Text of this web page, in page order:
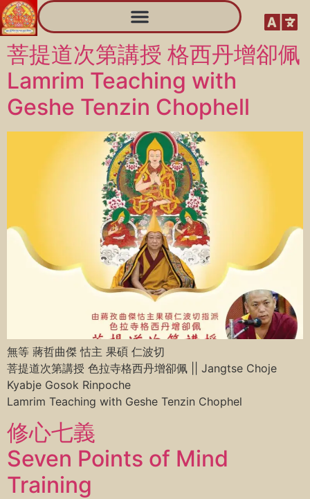
菩提道次第講授 格西丹增卻佩
Lamrim Teaching with
Geshe Tenzin Chophell
無等 蔣哲曲傑 怙主 果碩 仁波切
菩提道次第講授 色拉寺格西丹增卻佩 || Jangtse Choje
Kyabje Gosok Rinpoche
Lamrim Teaching with Geshe Tenzin Chophel
修心七義
Seven Points of Mind
Training